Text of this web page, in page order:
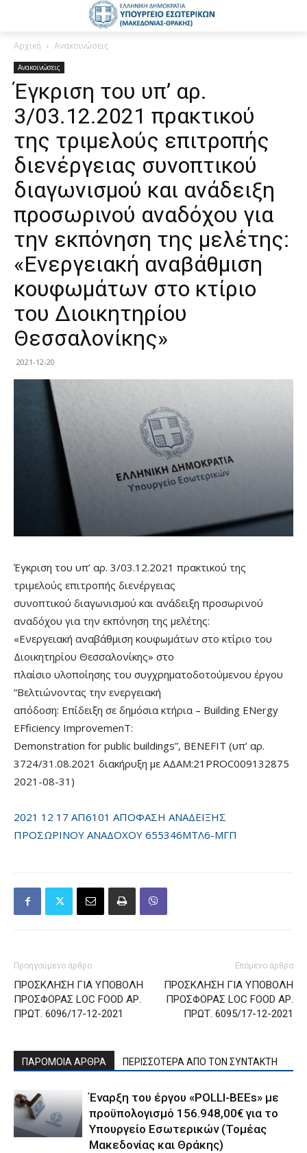
Αρχική Ανακοινώσεις
Ανακοινώσεις
Έγκριση του υπ’ αρ.
3/03.12.2021 πρακτικού
της τριμελούς επιτροπής
διενέργειας συνοπτικού
διαγωνισμού και ανάδειξη
προσωρινού αναδόχου για
την εκπόνηση της μελέτης:
«Ενεργειακή αναβάθμιση
κουφωμάτων στο κτίριο
του Διοικητηρίου
Θεσσαλονίκης»
2021-12-20
Έγκριση του υπ’ αρ. 3/03.12.2021 πρακτικού της
τριμελούς επιτροπής διενέργειας
συνοπτικού διαγωνισμού και ανάδειξη προσωρινού
αναδόχου για την εκπόνηση της μελέτης:
«Ενεργειακή αναβάθμιση κουφωμάτων στο κτίριο του
Διοικητηρίου Θεσσαλονίκης» στο
πλαίσιο υλοποίησης του συγχρηματοδοτούμενου έργου
“Βελτιώνοντας την ενεργειακή
απόδοση: Επίδειξη σε δημόσια κτήρια – Building ENergy
EFficiency ImprovemenT:
Demonstration for public buildings”, BENEFIT (υπ’ αρ.
3724/31.08.2021 διακήρυξη με ΑΔΑΜ:21PROC009132875
2021-08-31)
2021 12 17 ΑΠ6101 ΑΠΟΦΑΣΗ ΑΝΑΔΕΙΞΗΣ
ΠΡΟΣΩΡΙΝΟΥ ΑΝΑΔΟΧΟΥ 655346ΜΤΛ6-ΜΓΠ
Προηγούμενο άρθρο
ΠΡΟΣΚΛΗΣΗ ΓΙΑ ΥΠΟΒΟΛΗ
ΠΡΟΣΦΟΡΑΣ LOC FOOD ΑΡ.
ΠΡΩΤ. 6096/17-12-2021
Επόμενο άρθρο
ΠΡΟΣΚΛΗΣΗ ΓΙΑ ΥΠΟΒΟΛΗ
ΠΡΟΣΦΟΡΑΣ LOC FOOD ΑΡ.
ΠΡΩΤ. 6095/17-12-2021
ΠΑΡΟΜΟΙΑ ΑΡΘΡΑ ΠΕΡΙΣΣΟΤΕΡΑ ΑΠΟ ΤΟΝ ΣΥΝΤΑΚΤΗ
Έναρξη του έργου «POLLI-BEEs» με
προϋπολογισμό 156.948,00€ για το
Υπουργείο Εσωτερικών (Τομέας
Μακεδονίας και Θράκης)